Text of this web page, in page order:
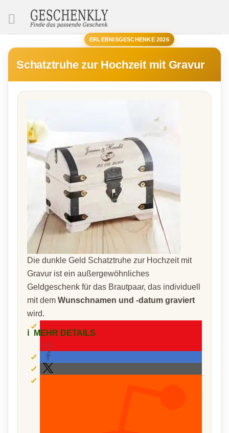
ERLEBNISGESCHENKE 2026
Schatztruhe zur Hochzeit mit Gravur
Die dunkle Geld Schatztruhe zur Hochzeit mit
Gravur ist ein außergewöhnliches
Geldgeschenk für das Brautpaar, das individuell
mit dem Wunschnamen und -datum graviert
wird.
ℹ️ MEHR DETAILS